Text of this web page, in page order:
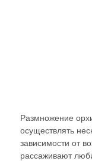
Размножение
осуществлять
зависимости от
рассаживают